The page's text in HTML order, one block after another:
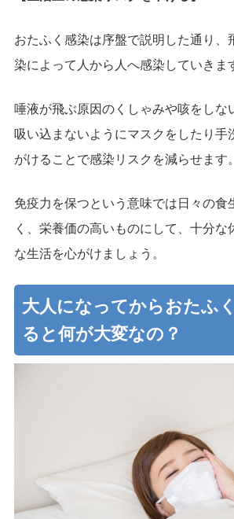
おたふく感染は序盤で説明した通り、
染によって人から人へ感染していきま
唾液が飛ぶ原因のくしゃみや咳をしな
吸い込まないようにマスクをしたり手
がけることで感染リスクを減らせます。
免疫力を保つという意味では日々の食
く、栄養価の高いものにして、十分な
な生活を心がけましょう。
大人になってからおたふ
ると何が大変なの？